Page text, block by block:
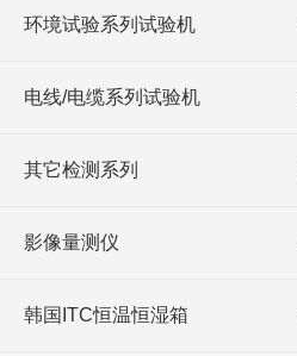
环境试验系列试验机
电线/电缆系列试验机
其它检测系列
影像量测仪
韩国ITC恒温恒湿箱